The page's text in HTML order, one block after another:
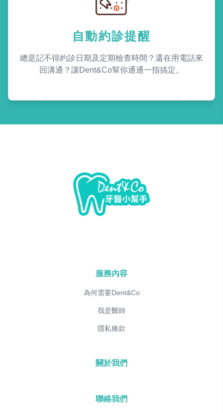
自動約診提醒
總是記不得約診日期及定期檢查時間？還在用電話來
回溝通？讓Dent&Co幫你通通一指搞定。
服務內容
為何需要Dent&Co
我是醫師
隱私條款
關於我們
聯絡我們